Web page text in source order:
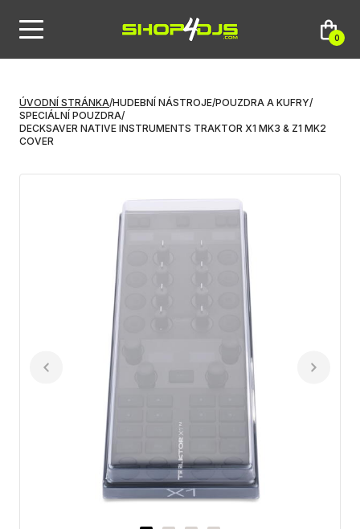
0
ÚVODNÍ STRÁNKA/HUDEBNÍ NÁSTROJE/POUZDRA A KUFRY/
SPECIÁLNÍ POUZDRA/
DECKSAVER NATIVE INSTRUMENTS TRAKTOR X1 MK3 & Z1 MK2
COVER